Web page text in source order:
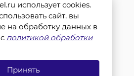
использует cookies.
сайт, вы
на обработку данных в
политикой обработки
Принять